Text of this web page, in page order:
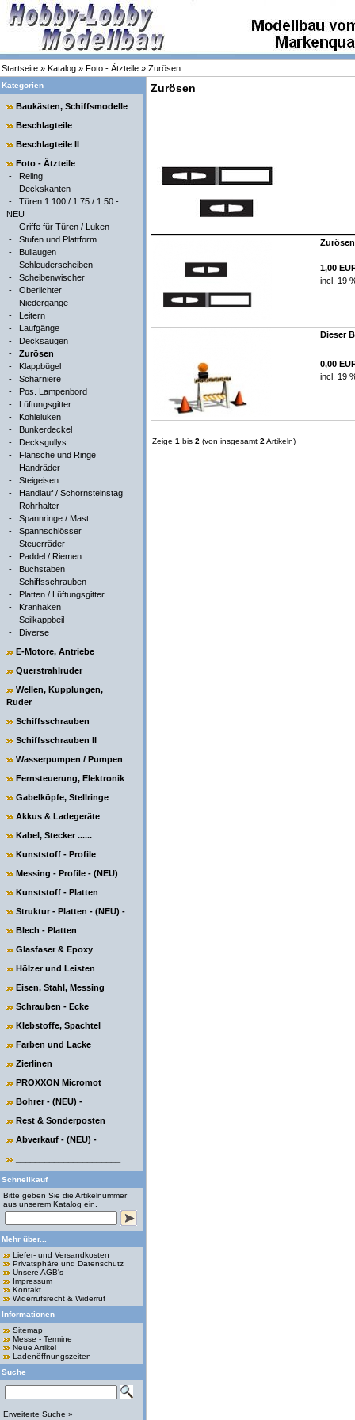
Startseite » Katalog » Foto - Ätzteile » Zurösen
Kategorien
Baukästen, Schiffsmodelle
Beschlagteile
Beschlagteile II
Foto - Ätzteile
- Reling
- Deckskanten
- Türen 1:100 / 1:75 / 1:50 -
NEU
- Griffe für Türen / Luken
- Stufen und Plattform
- Bullaugen
- Schleuderscheiben
- Scheibenwischer
- Oberlichter
- Niedergänge
- Leitern
- Laufgänge
- Decksaugen
- Zurösen
- Klappbügel
- Scharniere
- Pos. Lampenbord
- Lüftungsgitter
- Kohleluken
- Bunkerdeckel
- Decksgullys
- Flansche und Ringe
- Handräder
- Steigeisen
- Handlauf / Schornsteinstag
- Rohrhalter
- Spannringe / Mast
- Spannschlösser
- Steuerräder
- Paddel / Riemen
- Buchstaben
- Schiffsschrauben
- Platten / Lüftungsgitter
- Kranhaken
- Seilkappbeil
- Diverse
E-Motore, Antriebe
Querstrahlruder
Wellen, Kupplungen,
Ruder
Schiffsschrauben
Schiffsschrauben II
Wasserpumpen / Pumpen
Fernsteuerung, Elektronik
Gabelköpfe, Stellringe
Akkus & Ladegeräte
Kabel, Stecker ......
Kunststoff - Profile
Messing - Profile - (NEU)
Kunststoff - Platten
Struktur - Platten - (NEU) -
Blech - Platten
Glasfaser & Epoxy
Hölzer und Leisten
Eisen, Stahl, Messing
Schrauben - Ecke
Klebstoffe, Spachtel
Farben und Lacke
Zierlinen
PROXXON Micromot
Bohrer - (NEU) -
Rest & Sonderposten
Abverkauf - (NEU) -
Schnellkauf
Bitte geben Sie die Artikelnummer
aus unserem Katalog ein.
Mehr über...
Liefer- und Versandkosten
Privatsphäre und Datenschutz
Unsere AGB's
Impressum
Kontakt
Widerrufsrecht & Widerruf
Informationen
Sitemap
Messe - Termine
Neue Artikel
Ladenöffnungszeiten
Suche
Erweiterte Suche »
Zurösen
1,00
incl. 19
Dieser
0,00
incl. 19
Zeige 1 bis 2 (von insgesamt 2 Artikeln)